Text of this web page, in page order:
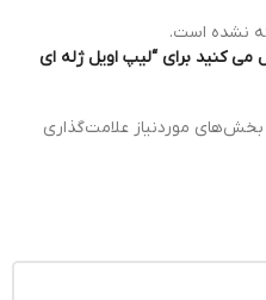
نشده است.
می کنید برای “لیپ اویل ژله ای
بخش‌های موردنیاز علامت‌گذاری